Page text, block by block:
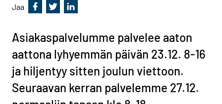
Jaa Jaa Facebookissa
Jaa Twitterissä
Jaa Linkedinissä
Asiakaspalvelumme palvelee aaton
aattona lyhyemmän päivän 23.12. 8-16
ja hiljentyy sitten joulun viettoon.
Seuraavan kerran palvelemme 27.12.